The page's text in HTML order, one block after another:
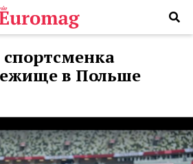
спортсменка
в Польше